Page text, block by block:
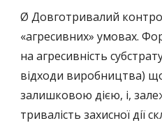
Ø Довготривалий
«агресивних» умовах.
на агресивність
відходи виробництва)
залишковою дією, і,
тривалість захисної дії